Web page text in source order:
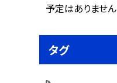
予定はありません
タグ